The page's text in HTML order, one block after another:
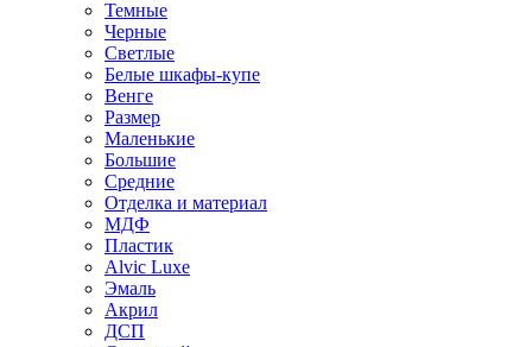
Темные
Черные
Светлые
Белые шкафы-купе
Венге
Размер
Маленькие
Большие
Средние
Отделка и материал
МДФ
Пластик
Alvic Luxe
Эмаль
Акрил
ДСП